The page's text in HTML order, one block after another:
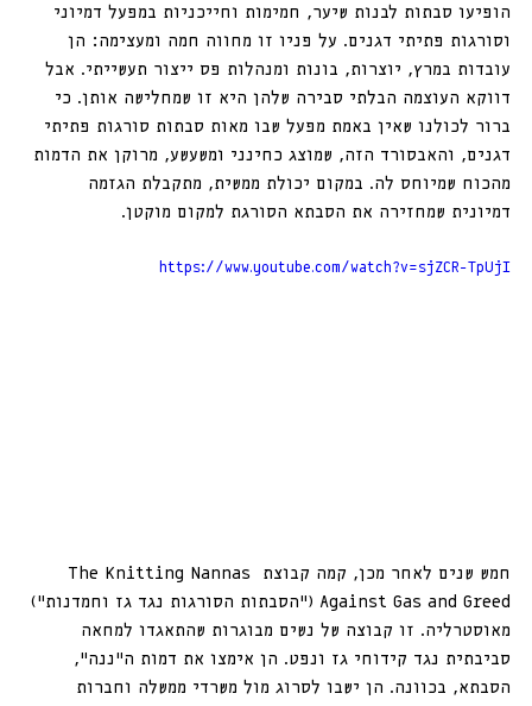
הופיעו סבתות לבנות שיער, חמימות וחייכניות במפעל דמיוני
וסורגות פתיתי דגנים. על פניו זו מחווה חמה ומעצימה: הן
עובדות במרץ, יוצרות, בונות ומנהלות פס ייצור תעשייתי. אבל
דווקא העוצמה הבלתי סבירה שלהן היא זו שמחלישה אותן. כי
ברור לכולנו שאין באמת מפעל שבו מאות סבתות סורגות פתיתי
דגנים, והאבסורד הזה, שמוצג כחינני ומשעשע, מרוקן את הדמות
מהכוח שמיוחס לה. במקום יכולת ממשית, מתקבלת הגזמה
דמיונית שמחזירה את הסבתא הסורגת למקום מוקטן.
https://www.youtube.com/watch?v=sjZCR-TpUjI
חמש שנים לאחר מכן, קמה קבוצת The Knitting Nannas
Against Gas and Greed (״הסבתות הסורגות נגד גז וחמדנות״)
מאוסטרליה. זו קבוצה של נשים מבוגרות שהתאגדו למחאה
סביבתית נגד קידוחי גז ונפט. הן אימצו את דמות ה“ננה”,
הסבתא, בכוונה. הן ישבו לסרוג מול משרדי ממשלה וחברות